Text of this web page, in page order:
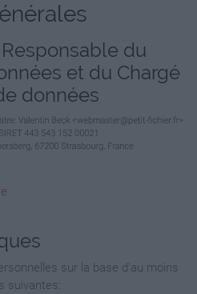
du
et du Chargé
données
sur la base d'au moins
suivantes: